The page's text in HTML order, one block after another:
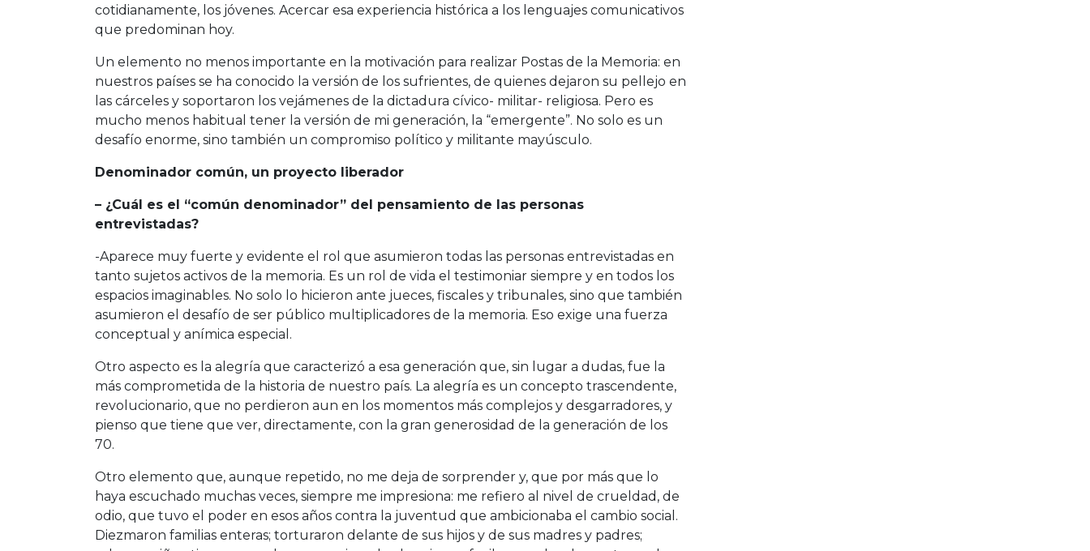
cotidianamente, los jóvenes. Acercar esa experiencia histórica a los lenguajes comunicativos
que predominan hoy.
Un elemento no menos importante en la motivación para realizar Postas de la Memoria: en
nuestros países se ha conocido la versión de los sufrientes, de quienes dejaron su pellejo en
las cárceles y soportaron los vejámenes de la dictadura cívico- militar- religiosa. Pero es
mucho menos habitual tener la versión de mi generación, la “emergente”. No solo es un
desafío enorme, sino también un compromiso político y militante mayúsculo.
Denominador común, un proyecto liberador
– ¿Cuál es el “común denominador” del pensamiento de las personas
entrevistadas?
-Aparece muy fuerte y evidente el rol que asumieron todas las personas entrevistadas en
tanto sujetos activos de la memoria. Es un rol de vida el testimoniar siempre y en todos los
espacios imaginables. No solo lo hicieron ante jueces, fiscales y tribunales, sino que también
asumieron el desafío de ser público multiplicadores de la memoria. Eso exige una fuerza
conceptual y anímica especial.
Otro aspecto es la alegría que caracterizó a esa generación que, sin lugar a dudas, fue la
más comprometida de la historia de nuestro país. La alegría es un concepto trascendente,
revolucionario, que no perdieron aun en los momentos más complejos y desgarradores, y
pienso que tiene que ver, directamente, con la gran generosidad de la generación de los
70.
Otro elemento que, aunque repetido, no me deja de sorprender y, que por más que lo
haya escuchado muchas veces, siempre me impresiona: me refiero al nivel de crueldad, de
odio, que tuvo el poder en esos años contra la juventud que ambicionaba el cambio social.
Diezmaron familias enteras; torturaron delante de sus hijos y de sus madres y padres;